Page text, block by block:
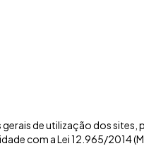
de utilização dos sites,
com a Lei 12.965/2014